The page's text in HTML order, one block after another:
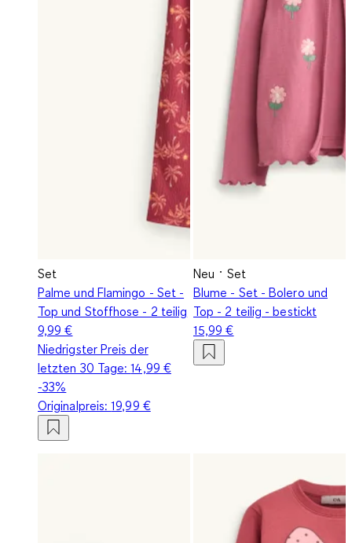
Set
Palme und Flamingo - Set -
Top und Stoffhose - 2 teilig
9,99 €
Niedrigster Preis der
letzten 30 Tage:14,99 €
-33%
Originalpreis:19,99 €
Neu
Set
Blume - Set - Bolero und
Top - 2 teilig - bestickt
15,99 €